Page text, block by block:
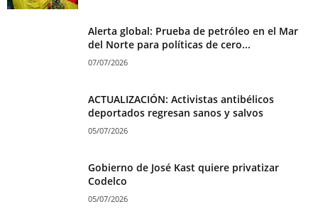
Alerta global: Prueba de petróleo en el Mar
del Norte para políticas de cero...
07/07/2026
ACTUALIZACIÓN: Activistas antibélicos
deportados regresan sanos y salvos
05/07/2026
Gobierno de José Kast quiere privatizar
Codelco
05/07/2026